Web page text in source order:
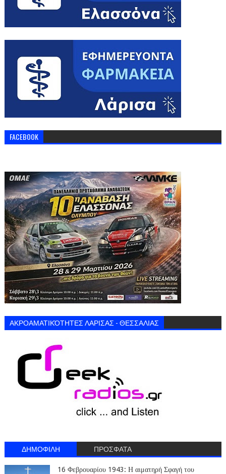
FACEBOOK
ΑΚΡΟΑΜΑΤΙΚΌΤΗΤΕΣ ΛΑΡΙΣΑΣ - ΘΕΣΣΑΛΙΑΣ
ΔΗΜΟΦΙΛΗ ΠΡΟΣΦΑΤΑ
16 Φεβρουαρίου 1943: Η αιματηρή Σφαγή του